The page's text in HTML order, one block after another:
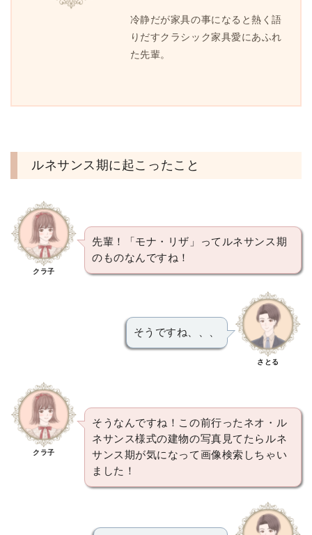
冷静だが家具の事になると熱く語
りだすクラシック家具愛にあふれ
た先輩。
ルネサンス期に起こったこと
クラ子
先輩！「モナ・リザ」ってルネサンス期
のものなんですね！
そうですね、、、
さとる
クラ子
そうなんですね！この前行ったネオ・ル
ネサンス様式の建物の写真見てたらルネ
サンス期が気になって画像検索しちゃい
ました！